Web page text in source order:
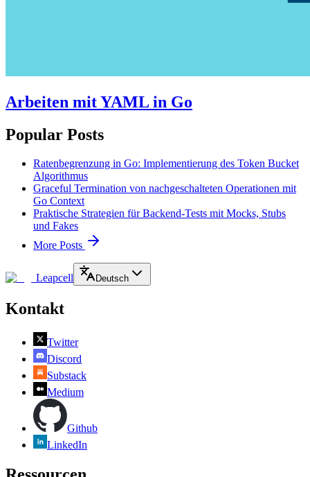
Arbeiten mit YAML in Go
Popular Posts
Ratenbegrenzung in Go: Implementierung des Token Bucket
Algorithmus
Graceful Termination von nachgeschalteten Operationen mit
Go Context
Praktische Strategien für Backend-Tests mit Mocks, Stubs
und Fakes
More Posts
Leapcell Deutsch
Kontakt
Twitter
Discord
Substack
Medium
Github
LinkedIn